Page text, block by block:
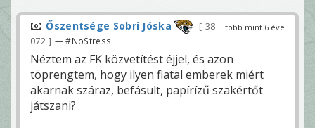
több mint 6 éve
Őszentsége Sobri Jóska
38
072
— #NoStress
Néztem az FK közvetítést éjjel, és azon
töprengtem, hogy ilyen fiatal emberek miért
akarnak száraz, befásult, papírízű szakértőt
játszani?